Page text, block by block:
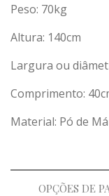
Peso: 70kg
Altura: 140cm
Largura ou
Comprimento:
Material: Pó de
OPÇÕES DE